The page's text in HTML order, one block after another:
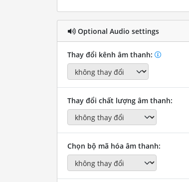
Optional Audio settings
Thay đổi kênh âm thanh:
Thay đổi chất lượng âm thanh:
Chọn bộ mã hóa âm thanh: